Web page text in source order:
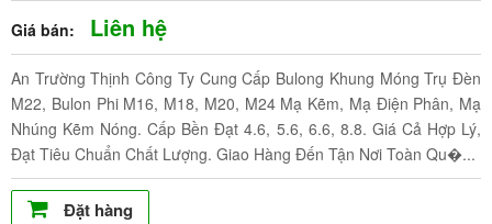
Giá bán: Liên hệ
An Trường Thịnh Công Ty Cung Cấp Bulong Khung Móng Trụ Đèn
M22, Bulon Phi M16, M18, M20, M24 Mạ Kẽm, Mạ Điện Phân, Mạ
Nhúng Kẽm Nóng. Cấp Bền Đạt 4.6, 5.6, 6.6, 8.8. Giá Cả Hợp Lý,
Đạt Tiêu Chuẩn Chất Lượng. Giao Hàng Đến Tận Nơi Toàn Qu�...
Đặt hàng